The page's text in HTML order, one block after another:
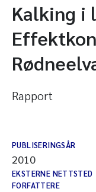
Kalking i
Rapport
PUBLISERINGSÅR
2010
EKSTERNE NETTSTED
FORFATTERE